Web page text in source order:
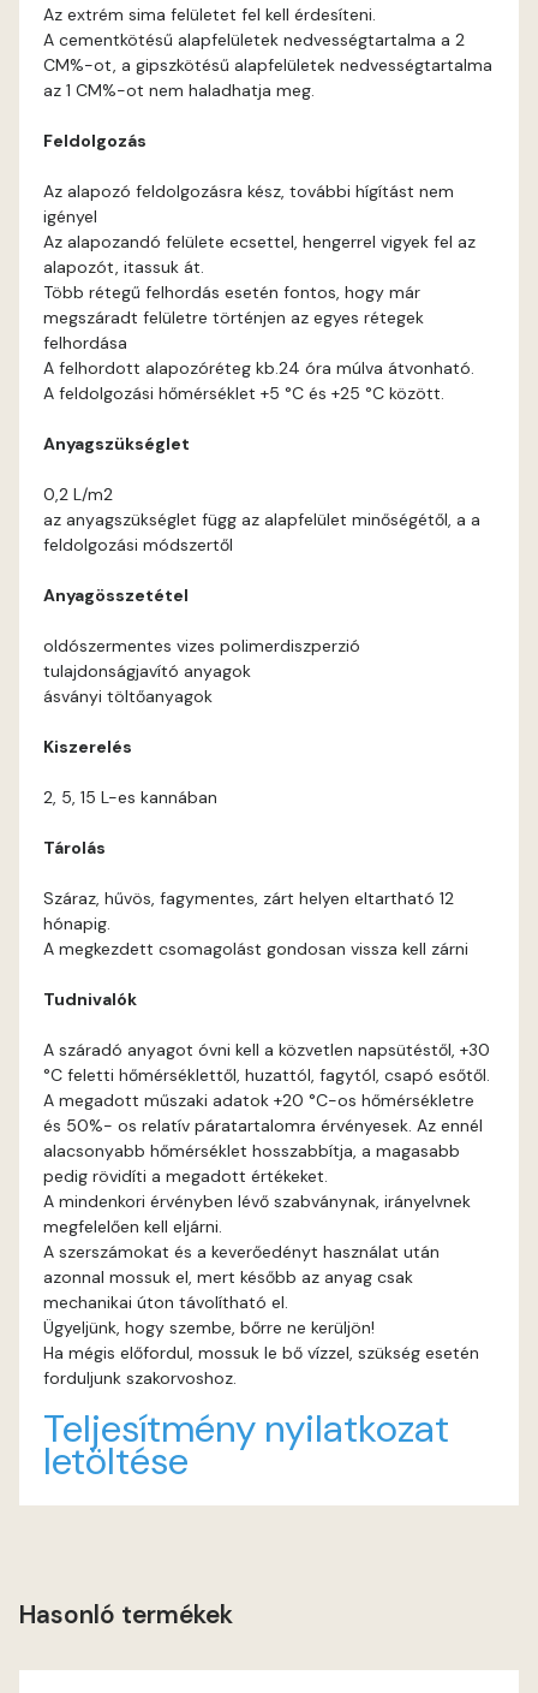
Grass-green A
Mandarin B
Mango A
Melon-yellow A
Melon-yellow B
Peach B
Pumpkin B
Rose B
Rust A
Sienna A
Sulphur B
Terra A
Tobacco A
Umbra A
Vulcan-red A
Windhover A
Az extrém sima felületet fel kell érdesíteni.
A cementkötésű alapfelületek nedvességtartalma a 2
CM%-ot, a gipszkötésű alapfelületek nedvességtartalma
az 1 CM%-ot nem haladhatja meg.
Feldolgozás
Az alapozó feldolgozásra kész, további hígítást nem
igényel
Az alapozandó felülete ecsettel, hengerrel vigyek fel az
alapozót, itassuk át.
Több rétegű felhordás esetén fontos, hogy már
megszáradt felületre történjen az egyes rétegek
felhordása
A felhordott alapozóréteg kb.24 óra múlva átvonható.
A feldolgozási hőmérséklet +5 °C és +25 °C között.
Anyagszükséglet
0,2 L/m2
az anyagszükséglet függ az alapfelület minőségétől, a a
feldolgozási módszertől
Anyagösszetétel
oldószermentes vizes polimerdiszperzió
tulajdonságjavító anyagok
ásványi töltőanyagok
Kiszerelés
2, 5, 15 L-es kannában
Tárolás
Száraz, hűvös, fagymentes, zárt helyen eltartható 12
hónapig.
A megkezdett csomagolást gondosan vissza kell zárni
Tudnivalók
A száradó anyagot óvni kell a közvetlen napsütéstől, +30
°C feletti hőmérséklettől, huzattól, fagytól, csapó esőtől.
A megadott műszaki adatok +20 °C-os hőmérsékletre
és 50%- os relatív páratartalomra érvényesek. Az ennél
alacsonyabb hőmérséklet hosszabbítja, a magasabb
pedig rövidíti a megadott értékeket.
A mindenkori érvényben lévő szabványnak, irányelvnek
megfelelően kell eljárni.
A szerszámokat és a keverőedényt használat után
azonnal mossuk el, mert később az anyag csak
mechanikai úton távolítható el.
Ügyeljünk, hogy szembe, bőrre ne kerüljön!
Ha mégis előfordul, mossuk le bő vízzel, szükség esetén
forduljunk szakorvoshoz.
Teljesítmény nyilatkozat
letöltése
Hasonló termékek